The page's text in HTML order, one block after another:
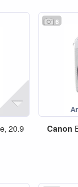
20.9
6
Canon